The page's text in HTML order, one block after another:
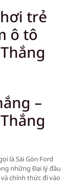
trẻ
ô tô
–
là Sài Gòn Ford
những Đại lý đầu
chính thức đi vào